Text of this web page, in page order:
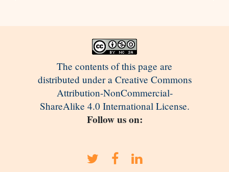
The contents of this page are
distributed under a Creative Commons
Attribution-NonCommercial-
ShareAlike 4.0 International License.
Follow us on: